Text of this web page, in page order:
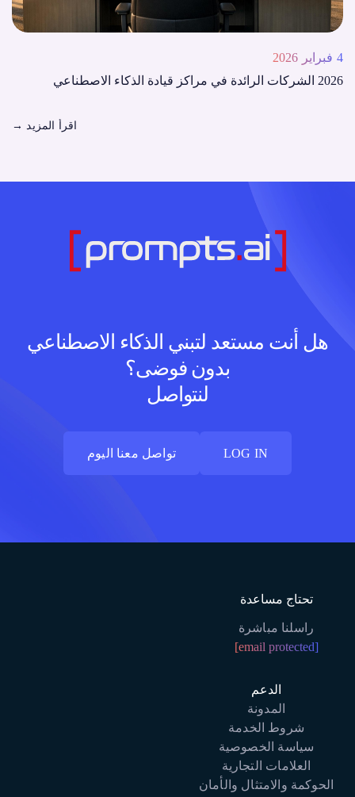
4 فبراير 2026
2026 الشركات الرائدة في مراكز قيادة الذكاء الاصطناعي
اقرأ المزيد →
هل أنت مستعد لتبني الذكاء الاصطناعي
بدون فوضى؟
لنتواصل
تواصل معنا اليوم
LOG IN
تحتاج مساعدة
راسلنا مباشرة
[email protected]
الدعم
المدونة
شروط الخدمة
سياسة الخصوصية
العلامات التجارية
الحوكمة والامتثال والأمان